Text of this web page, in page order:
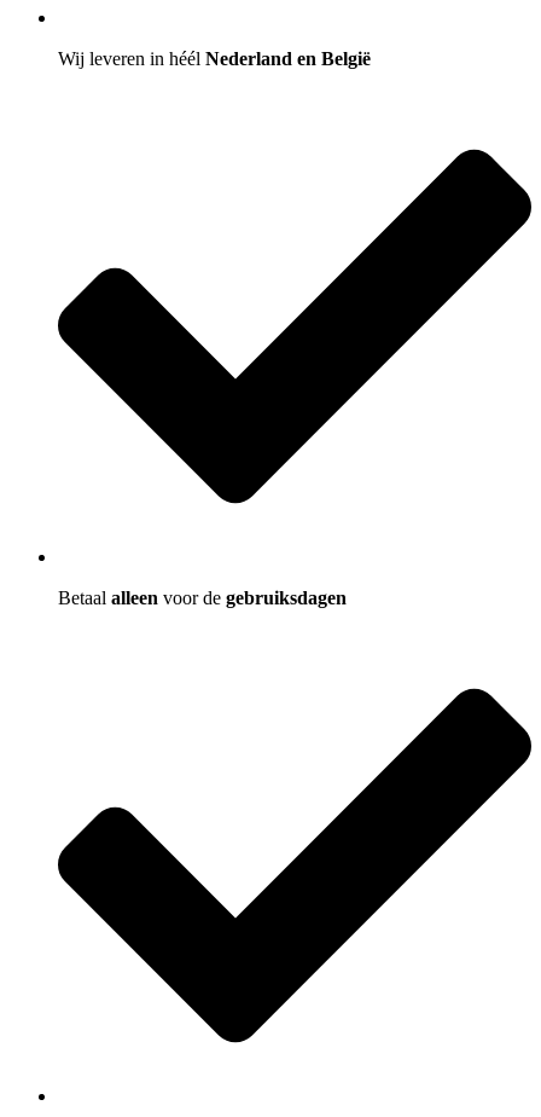
Wij leveren in héél Nederland en België
Betaal alleen voor de gebruiksdagen